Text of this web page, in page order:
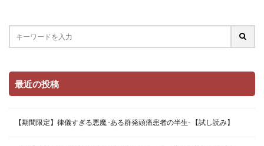
最近の投稿
【期間限定】律儀すぎる悪魔 -ある群発頭痛患者の半生- 【試し読み】